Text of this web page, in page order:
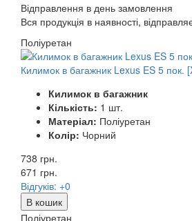
Відправлення в день замовлення
Вся продукція в наявності,
Поліуретан
Килимок в багажник Lexus ES 5 пок.
Килимок в багажник
Кількість: 1 шт.
Матеріал: Поліуретан
Колір: Чорний
738 грн.
671 грн.
Відгуків: +0
В кошик
Поліуретан